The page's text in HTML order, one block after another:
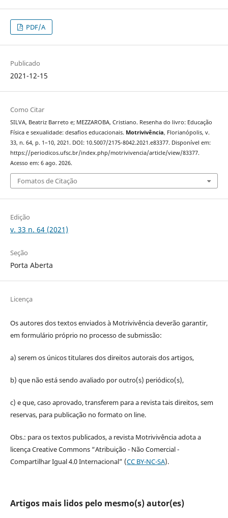
PDF/A
Publicado
2021-12-15
Como Citar
SILVA, Beatriz Barreto e; MEZZAROBA, Cristiano. Resenha do livro: Educação
Física e sexualidade: desafios educacionais. Motrivivência, Florianópolis, v.
33, n. 64, p. 1–10, 2021. DOI: 10.5007/2175-8042.2021.e83377. Disponível em:
https://periodicos.ufsc.br/index.php/motrivivencia/article/view/83377.
Acesso em: 6 ago. 2026.
Fomatos de Citação
Edição
v. 33 n. 64 (2021)
Seção
Porta Aberta
Licença
Os autores dos textos enviados à Motrivivência deverão garantir,
em formulário próprio no processo de submissão:
a) serem os únicos titulares dos direitos autorais dos artigos,
b) que não está sendo avaliado por outro(s) periódico(s),
c) e que, caso aprovado, transferem para a revista tais direitos, sem
reservas, para publicação no formato on line.
Obs.: para os textos publicados, a revista Motrivivência adota a
licença Creative Commons “Atribuição - Não Comercial -
Compartilhar Igual 4.0 Internacional” (CC BY-NC-SA).
Artigos mais lidos pelo mesmo(s) autor(es)